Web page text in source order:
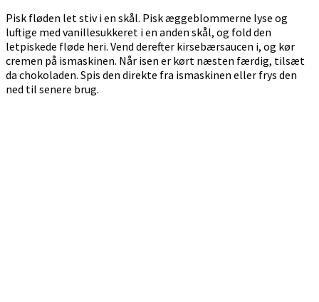
Pisk fløden let stiv i en skål. Pisk æggeblommerne lyse og
luftige med vanillesukkeret i en anden skål, og fold den
letpiskede fløde heri. Vend derefter kirsebærsaucen i, og kør
cremen på ismaskinen. Når isen er kørt næsten færdig, tilsæt
da chokoladen. Spis den direkte fra ismaskinen eller frys den
ned til senere brug.